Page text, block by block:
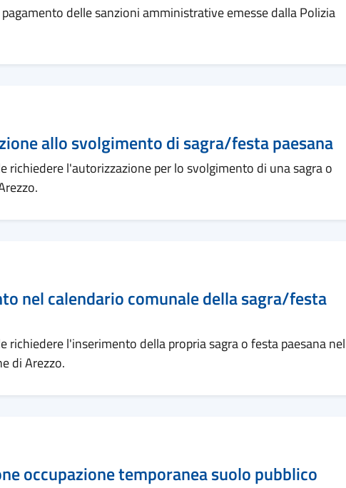
delle sanzioni amministrative emesse dalla Polizia
allo svolgimento di sagra/festa paesana
richiedere l'autorizzazione per lo svolgimento di una sagra o
nel calendario comunale della sagra/festa
richiedere l'inserimento della propria sagra o festa paesana nel
di Arezzo.
occupazione temporanea suolo pubblico